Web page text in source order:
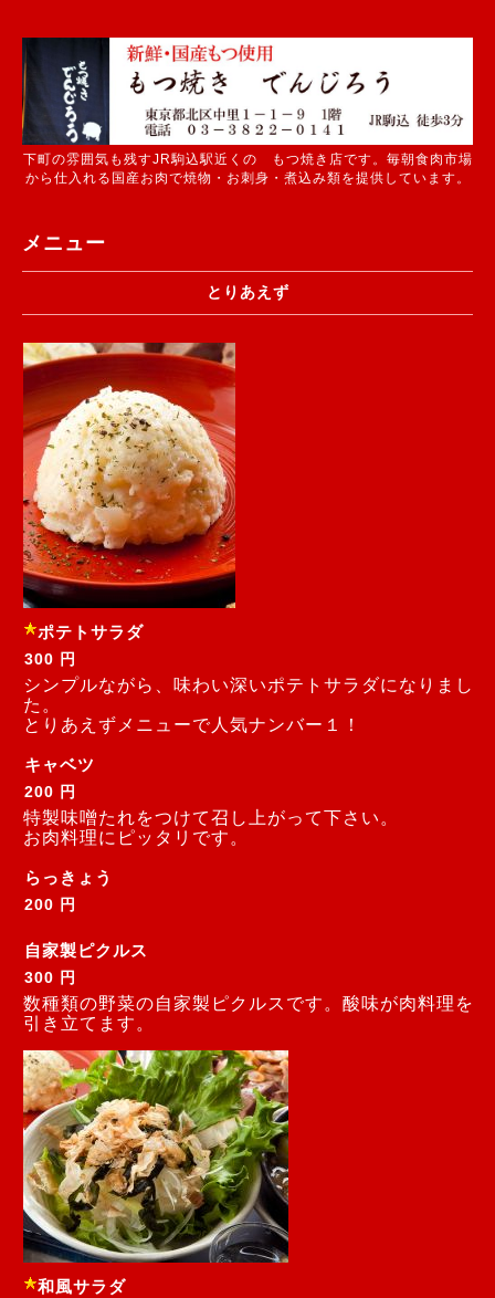
下町の雰囲気も残すJR駒込駅近くの もつ焼き店です。毎朝食肉市場
から仕入れる国産お肉で焼物・お刺身・煮込み類を提供しています。
メニュー
とりあえず
ポテトサラダ
300 円
シンプルながら、味わい深いポテトサラダになりまし
た。
とりあえずメニューで人気ナンバー１！
キャベツ
200 円
特製味噌たれをつけて召し上がって下さい。
お肉料理にピッタリです。
らっきょう
200 円
自家製ピクルス
300 円
数種類の野菜の自家製ピクルスです。酸味が肉料理を
引き立てます。
和風サラダ